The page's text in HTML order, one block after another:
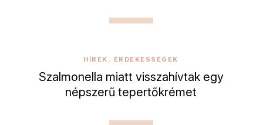
HÍREK, ÉRDEKESSÉGEK
Szalmonella miatt visszahívtak egy
népszerű tepertőkrémet